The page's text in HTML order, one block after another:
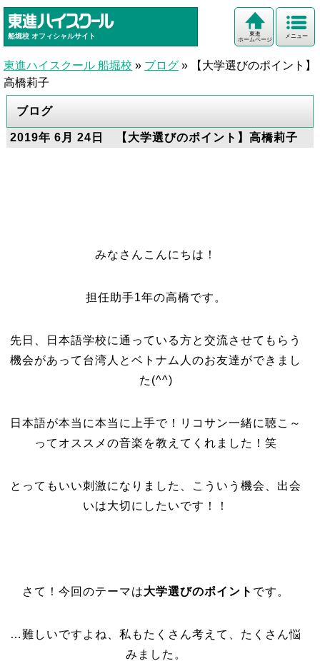
船堀校 オフィシャルサイト メニュー
東進
ホームページ
東進ハイスクール 船堀校 » ブログ »
【大学選びのポイント】
高橋莉子
ブログ
2019年 6月 24日 【大学選びのポイント】高橋莉子
みなさんこんにちは！
担任助手1年の高橋です。
先日、日本語学校に通っている方と交流させてもらう
機会があって台湾人とベトナム人のお友達ができまし
た(^^)
日本語が本当に本当に上手で！リコサン一緒に聴こ～
ってオススメの音楽を教えてくれました！笑
とってもいい刺激になりました、こういう機会、出会
いは大切にしたいです！！
さて！今回のテーマは大学選びのポイント です。
…難しいですよね、私もたくさん考えて、たくさん悩
みました。